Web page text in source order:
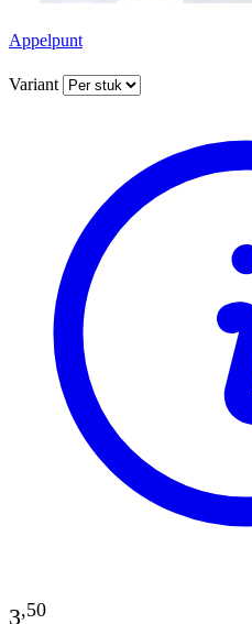
Appelpunt
Variant
3,50